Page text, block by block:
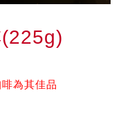
(225g)
為其佳品